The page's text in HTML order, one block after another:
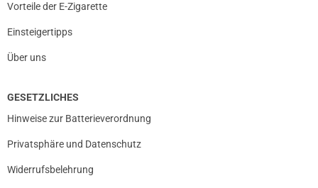
Vorteile der E-Zigarette
Einsteigertipps
Über uns
GESETZLICHES
Hinweise zur Batterieverordnung
Privatsphäre und Datenschutz
Widerrufsbelehrung